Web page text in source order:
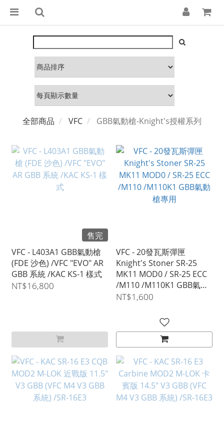
全部商品 VFC GBB氣動槍-Knight's授權系列
售完
VFC - L403A1 GBB氣動槍
(FDE 沙色) /VFC "EVO" AR
GBB 系統 /KAC KS-1 樣式
NT$16,800
VFC - 20發瓦斯彈匣
Knight's Stoner SR-25
MK11 MOD0 / SR-25 ECC
/M110 /M110K1 GBB氣動
槍專用
NT$1,600